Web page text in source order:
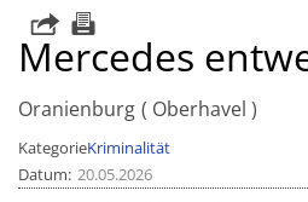
Mercedes
Oranienburg Oberhavel
KategorieKriminalität
Datum 20.05.2026